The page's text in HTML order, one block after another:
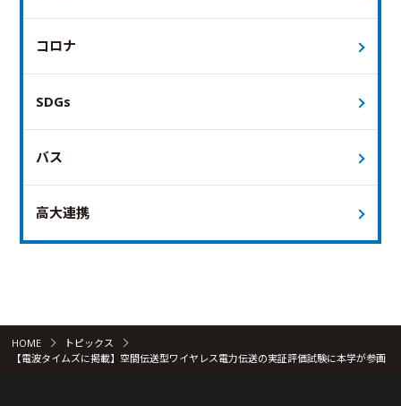
コロナ
SDGs
バス
高大連携
HOME
トピックス
【電波タイムズに掲載】空間伝送型ワイヤレス電力伝送の実証評価試験に本学が参画